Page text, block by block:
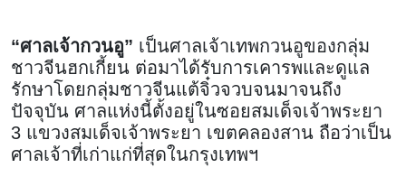
“ศาลเจ้ากวนอู” เป็นศาลเจ้าเทพกวนอูของกลุ่ม
ชาวจีนฮกเกี้ยน ต่อมาได้รับการเคารพและดูแล
รักษาโดยกลุ่มชาวจีนแต้จิ๋วจวบจนมาจนถึง
ปัจจุบัน ศาลแห่งนี้ตั้งอยู่ในซอยสมเด็จเจ้าพระยา
3 แขวงสมเด็จเจ้าพระยา เขตคลองสาน ถือว่าเป็น
ศาลเจ้าที่เก่าแก่ที่สุดในกรุงเทพฯ